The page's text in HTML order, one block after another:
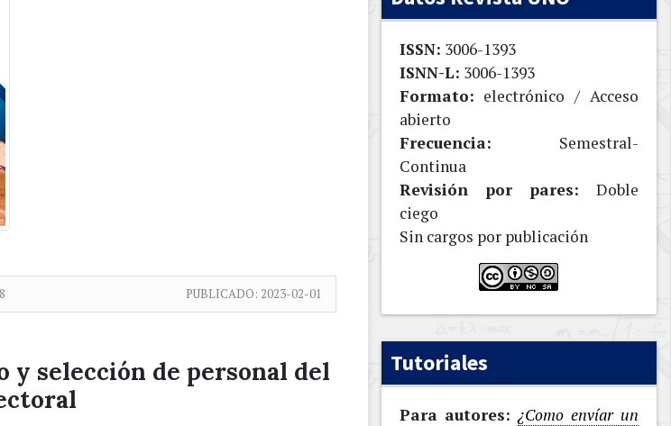
PUBLICADO: 2023-02-01
y selección de personal del
ISSN: 3006-1393
ISNN-L: 3006-1393
Formato: electrónico / Acceso
abierto
Frecuencia: Semestral-
Continua
Revisión por pares: Doble
ciego
Sin cargos por publicación
Tutoriales
Para autores: ¿Como envíar un